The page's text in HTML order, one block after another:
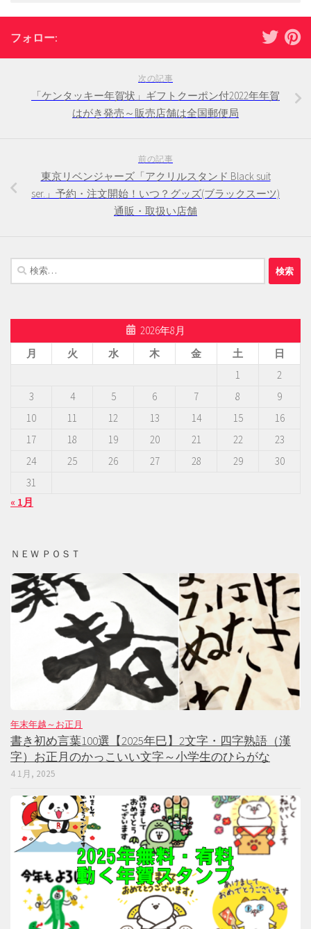
フォロー:
次の記事
「ケンタッキー年賀状」ギフトクーポン付2022年年賀
はがき発売～販売店舗は全国郵便局
前の記事
東京リベンジャーズ「アクリルスタンド Black suit
ser.」予約・注文開始！いつ？グッズ(ブラックスーツ)
通販・取扱い店舗
検
索:
2026年8月
月
火 水 木 金 土
日
1
2
3
4 5 6 7 8
9
10
11 12 13 14 15
16
17
18 19 20 21 22
23
24
25 26 27 28 29
30
31
« 1月
ＮＥＷ ＰＯＳＴ
年末年越～お正月
書き初め言葉100選【2025年巳】2文字・四字熟語（漢
字）お正月のかっこいい文字～小学生のひらがな
4 1月, 2025